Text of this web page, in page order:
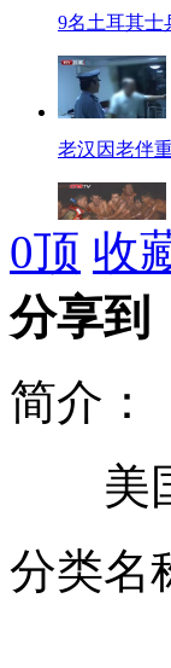
9名土耳其士
老汉因老伴
凉山泥石流
全家送新生
0顶 收
分享到
简介：
美国
分类名